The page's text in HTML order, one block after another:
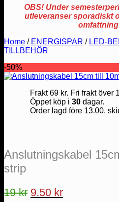
OBS! Under
utleveranser sporadiskt
Home / ENERGISPAR / LED-
TILLBEHÖR
-50%
Frakt 69 kr. Fri frakt över
Öppet köp i 30dagar.
Order lagd före 13.00,
Anslutningskabel
strip
19kr Det
9.50 krDet